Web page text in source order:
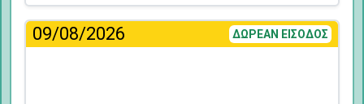
09/08/2026 ΔΩΡΕΑΝ ΕΙΣΟΔΟΣ